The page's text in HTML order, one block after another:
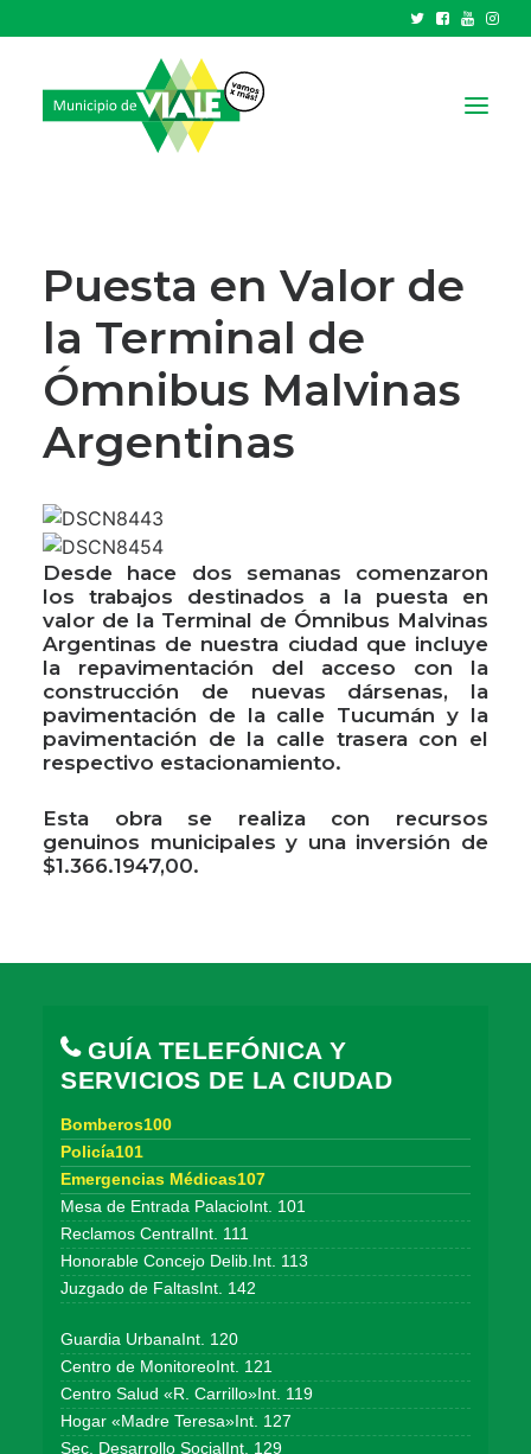
HCD
TRÁMITES Y SERVICIOS
CIUDAD
Puesta en Valor de
la Terminal de
Ómnibus Malvinas
Argentinas
Desde hace dos semanas comenzaron
los trabajos destinados a la puesta en
valor de la Terminal de Ómnibus Malvinas
Argentinas de nuestra ciudad que incluye
la repavimentación del acceso con la
construcción de nuevas dársenas, la
pavimentación de la calle Tucumán y la
pavimentación de la calle trasera con el
respectivo estacionamiento.
Esta obra se realiza con recursos
genuinos municipales y una inversión de
$1.366.1947,00.
GUÍA TELEFÓNICA Y
SERVICIOS DE LA CIUDAD
Bomberos100
Policía101
Emergencias Médicas107
Mesa de Entrada PalacioInt. 101
Reclamos CentralInt. 111
Honorable Concejo Delib.Int. 113
Juzgado de FaltasInt. 142
Guardia UrbanaInt. 120
Centro de MonitoreoInt. 121
Centro Salud «R. Carrillo»Int. 119
Hogar «Madre Teresa»Int. 127
Sec. Desarrollo SocialInt. 129